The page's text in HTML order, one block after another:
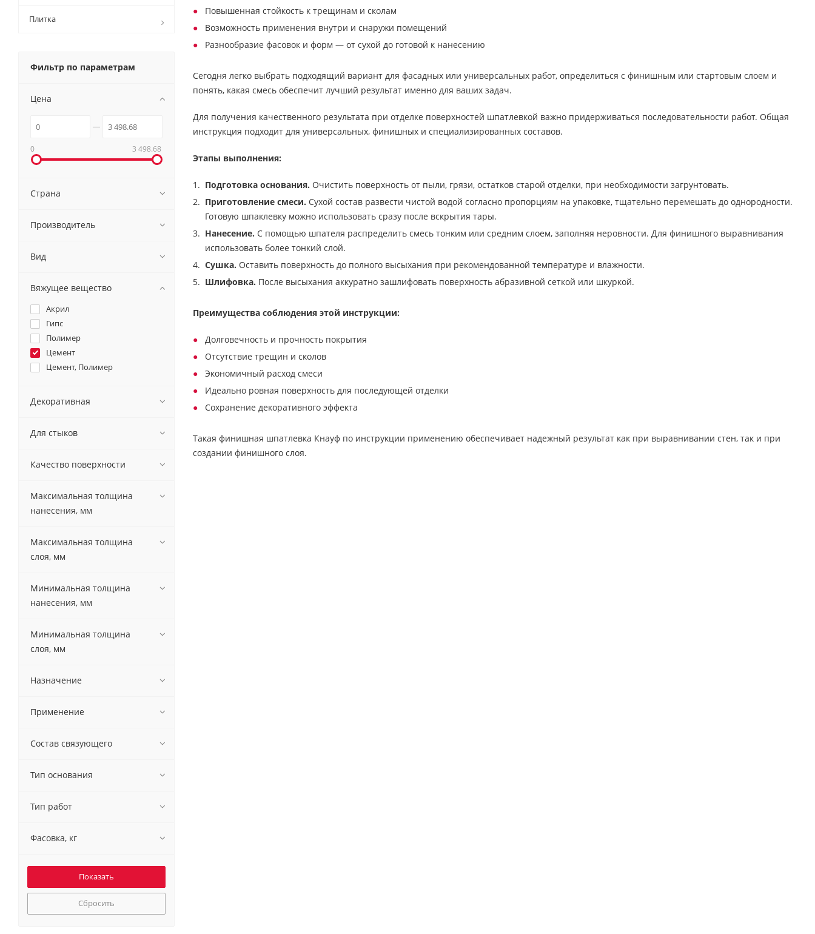
Повышенная стойкость к трещинам и сколам
Возможность применения внутри и снаружи помещений
Разнообразие фасовок и форм — от сухой до готовой к нанесению
Сегодня легко выбрать подходящий вариант для фасадных или универсальных работ, определиться с финишным или стартовым слоем и
понять, какая смесь обеспечит лучший результат именно для ваших задач.
Для получения качественного результата при отделке поверхностей шпатлевкой важно придерживаться последовательности работ. Общая
инструкция подходит для универсальных, финишных и специализированных составов.
Этапы выполнения:
Подготовка основания. Очистить поверхность от пыли, грязи, остатков старой отделки, при необходимости загрунтовать.
Приготовление смеси. Сухой состав развести чистой водой согласно пропорциям на упаковке, тщательно перемешать до однородности.
Готовую шпаклевку можно использовать сразу после вскрытия тары.
Нанесение. С помощью шпателя распределить смесь тонким или средним слоем, заполняя неровности. Для финишного выравнивания
использовать более тонкий слой.
Сушка. Оставить поверхность до полного высыхания при рекомендованной температуре и влажности.
Шлифовка. После высыхания аккуратно зашлифовать поверхность абразивной сеткой или шкуркой.
Преимущества соблюдения этой инструкции:
Долговечность и прочность покрытия
Отсутствие трещин и сколов
Экономичный расход смеси
Идеально ровная поверхность для последующей отделки
Сохранение декоративного эффекта
Такая финишная шпатлевка Кнауф по инструкции применению обеспечивает надежный результат как при выравнивании стен, так и при
создании финишного слоя.
Плитка
Фильтр по параметрам
Цена
0 3 498.68
Страна
Производитель
Вид
Вяжущее вещество
Акрил
Гипс
Полимер
Цемент
Цемент, Полимер
Декоративная
Для стыков
Качество поверхности
Максимальная толщина
нанесения, мм
Максимальная толщина
слоя, мм
Минимальная толщина
нанесения, мм
Минимальная толщина
слоя, мм
Назначение
Применение
Состав связующего
Тип основания
Тип работ
Фасовка, кг
Сбросить